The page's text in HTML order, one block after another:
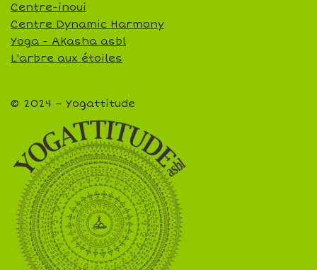
Centre-inoui
Centre Dynamic Harmony
Yoga - Akasha asbl
L'arbre aux étoiles
© 2024 – Yogattitude